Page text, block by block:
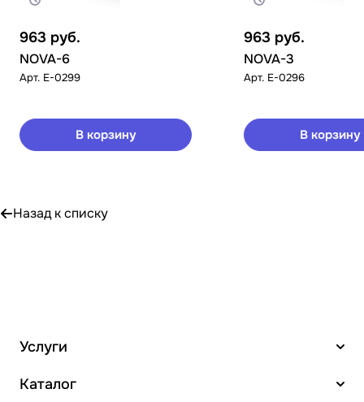
963 руб.
NOVA-6
Арт. E-0299
В корзину
963 руб.
NOVA-3
Арт. E-0296
В корзину
Назад к списку
Услуги
Каталог